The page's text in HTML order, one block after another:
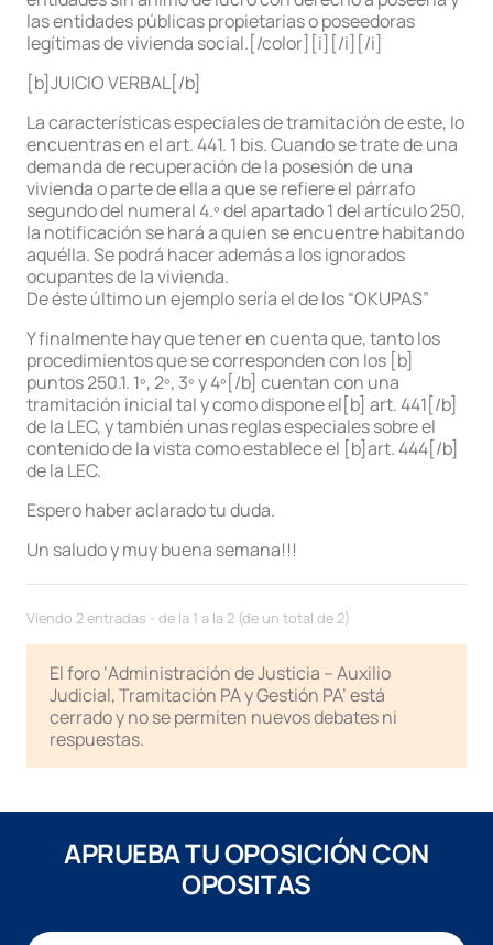
las entidades públicas propietarias o poseedoras
legítimas de vivienda social.[/color][i][/i][/i]
[b]JUICIO VERBAL[/b]
La características especiales de tramitación de este, lo
encuentras en el art. 441. 1 bis. Cuando se trate de una
demanda de recuperación de la posesión de una
vivienda o parte de ella a que se refiere el párrafo
segundo del numeral 4.º del apartado 1 del artículo 250,
la notificación se hará a quien se encuentre habitando
aquélla. Se podrá hacer además a los ignorados
ocupantes de la vivienda.
De éste último un ejemplo sería el de los “OKUPAS”
Y finalmente hay que tener en cuenta que, tanto los
procedimientos que se corresponden con los [b]
puntos 250.1. 1º, 2º, 3º y 4º[/b] cuentan con una
tramitación inicial tal y como dispone el[b] art. 441[/b]
de la LEC, y también unas reglas especiales sobre el
contenido de la vista como establece el [b]art. 444[/b]
de la LEC.
Espero haber aclarado tu duda.
Un saludo y muy buena semana!!!
Viendo 2 entradas - de la 1 a la 2 (de un total de 2)
El foro ‘Administración de Justicia – Auxilio
Judicial, Tramitación PA y Gestión PA’ está
cerrado y no se permiten nuevos debates ni
respuestas.
APRUEBA TU OPOSICIÓN CON
OPOSITAS